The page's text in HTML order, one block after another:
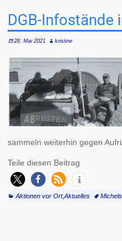
DGB-Infostände
28. Mai 2021 kristine
sammeln weiterhin gegen
Teile diesen Beitrag
Aktionen vor Ort,Aktuelles